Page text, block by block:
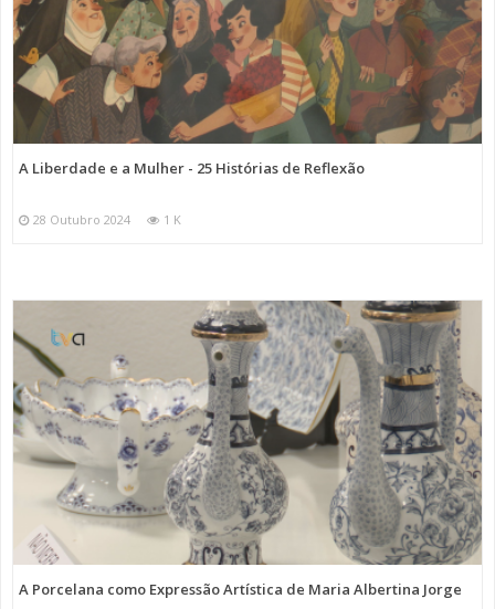
A Liberdade e a Mulher - 25 Histórias de Reflexão
28 Outubro 2024 1 K
A Porcelana como Expressão Artística de Maria Albertina Jorge